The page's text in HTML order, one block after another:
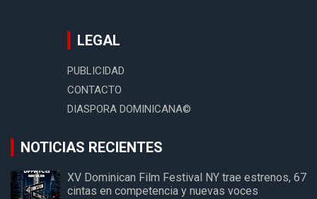
LEGAL
PUBLICIDAD
CONTACTO
DIASPORA DOMINICANA©
NOTICIAS RECIENTES
XV Dominican Film Festival NY trae estrenos, 67
cintas en competencia y nuevas voces